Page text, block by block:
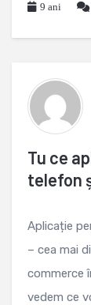
9 ani
Tu ce
telefon
Aplicație
– cea mai
commerce
vedem ce